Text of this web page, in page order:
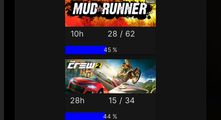
10h 28 / 62
45 %
28h 15 / 34
44 %